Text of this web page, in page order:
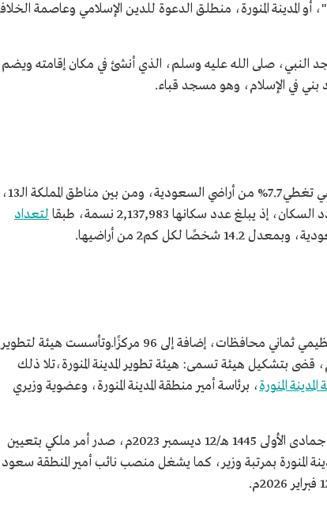
المدينة المنورة، منطلق الدعوة للدين الإسلامي وعاصمة
النبي، صلى الله عليه وسلم، الذي أنشئ في مكان إقامته ويضم
بني في الإسلام، وهو مسجد قباء.
تبلغ مساحة منطقة المدينة المنورة 150,000 كم2، وهي تغطي 7.7% من أراضي السعودية، ومن بين مناطق المملكة الـ13،
يبلغ عدد سكانها 2,137,983 نسمة، طبقا
لتعداد
تندرج تحت نطاق منطقة المدينة المنورة الجغرافي والتنظيمي ثماني محافظات، إضافة إلى 96 مركزًا.وتأسست هيئة لتطوير
المنورة، بصدور أمر ملكي في عام 1431هـ/2009م، قضى بتشكيل هيئة تسمى: هيئة تطوير المدينة المنورة،تلا ذلك
المنورة، برئاسة أمير منطقة المدينة المنورة، وعضوية وزيري
ولكل إمارة أميرٌ يُعيَّن بأمر ملكي بمرتبة وزير، وفي 28 جمادى الأولى 1445 هـ/12 ديسمبر 2023م، صدر أمر ملكي بتعيين
المنورة بمرتبة وزير، كما يشغل منصب نائب أمير المنطقة سعود